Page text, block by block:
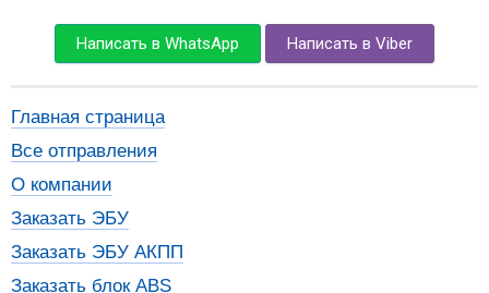
Написать в WhatsApp Написать в Viber
Главная страница
Все отправления
О компании
Заказать ЭБУ
Заказать ЭБУ АКПП
Заказать блок ABS